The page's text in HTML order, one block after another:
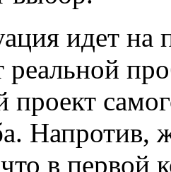
идет
реальной
проект
Напротив,
в первой